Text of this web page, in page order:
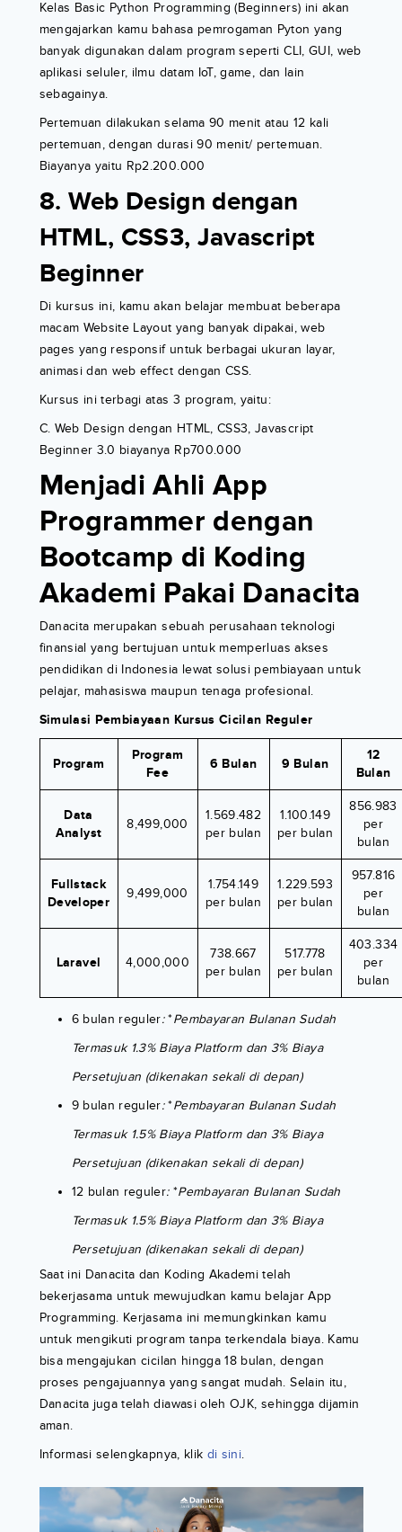
Kelas Basic Python Programming (Beginners) ini akan
mengajarkan kamu bahasa pemrogaman Pyton yang
banyak digunakan dalam program seperti CLI, GUI, web
aplikasi seluler, ilmu datam IoT, game, dan lain
sebagainya.
Pertemuan dilakukan selama 90 menit atau 12 kali
pertemuan, dengan durasi 90 menit/ pertemuan.
Biayanya yaitu Rp2.200.000
8. Web Design dengan
HTML, CSS3, Javascript
Beginner
Di kursus ini, kamu akan belajar membuat beberapa
macam Website Layout yang banyak dipakai, web
pages yang responsif untuk berbagai ukuran layar,
animasi dan web effect dengan CSS.
Kursus ini terbagi atas 3 program, yaitu:
C. Web Design dengan HTML, CSS3, Javascript
Beginner 3.0 biayanya Rp700.000
Menjadi Ahli App
Programmer dengan
Bootcamp di Koding
Akademi Pakai Danacita
Danacita merupakan sebuah perusahaan teknologi
finansial yang bertujuan untuk memperluas akses
pendidikan di Indonesia lewat solusi pembiayaan untuk
pelajar, mahasiswa maupun tenaga profesional.
Simulasi Pembiayaan Kursus Cicilan Reguler
Program
Program
Fee
6 Bulan 9 Bulan
12
Bulan
Data
Analyst
8,499,000
1.569.482
per bulan
1.100.149
per bulan
856.983
per
bulan
Fullstack
Developer
9,499,000
1.754.149
per bulan
1.229.593
per bulan
957.816
per
bulan
Laravel 4,000,000
738.667
per bulan
517.778
per bulan
403.334
per
bulan
6 bulan reguler:*Pembayaran Bulanan Sudah
Termasuk 1.3% Biaya Platform dan 3% Biaya
Persetujuan (dikenakan sekali di depan)
9 bulan reguler:*Pembayaran Bulanan Sudah
Termasuk 1.5% Biaya Platform dan 3% Biaya
Persetujuan (dikenakan sekali di depan)
12 bulan reguler: *Pembayaran Bulanan Sudah
Termasuk 1.5% Biaya Platform dan 3% Biaya
Persetujuan (dikenakan sekali di depan)
Saat ini Danacita dan Koding Akademi telah
bekerjasama untuk mewujudkan kamu belajar App
Programming. Kerjasama ini memungkinkan kamu
untuk mengikuti program tanpa terkendala biaya. Kamu
bisa mengajukan cicilan hingga 18 bulan, dengan
proses pengajuannya yang sangat mudah. Selain itu,
Danacita juga telah diawasi oleh OJK, sehingga dijamin
aman.
Informasi selengkapnya, klik di sini.